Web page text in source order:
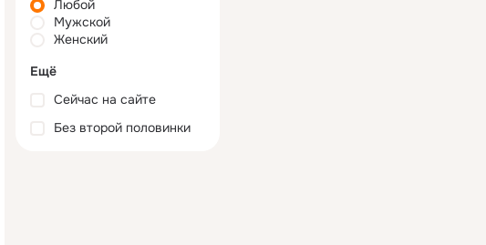
Любой
Мужской
Женский
Ещё
Сейчас на сайте
Без второй половинки